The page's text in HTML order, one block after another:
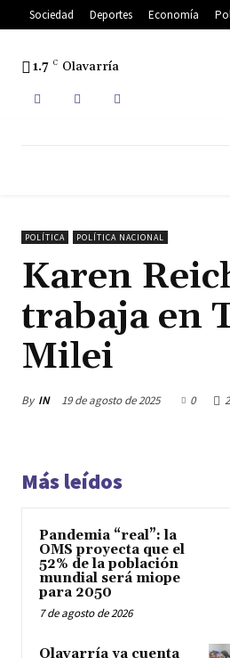
Sociedad Deportes Economía
1.7 C Olavarría
POLÍTICA POLÍTICA NACIONAL
Karen
trabaja en
Milei
By IN 19 de agosto de 2025 0
Más leídos
Pandemia “real”: la
OMS proyecta que el
52% de la población
mundial será miope
para 2050
7 de agosto de 2026
Olavarría ya cuenta